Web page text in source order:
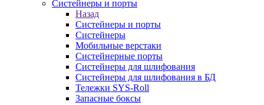
Систейнеры и порты
Назад
Систейнеры и порты
Систейнеры
Мобильные верстаки
Систейнерные порты
Систейнеры для шлифования
Систейнеры для шлифования в БД
Тележки SYS-Roll
Запасные боксы